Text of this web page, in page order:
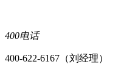
400电话
400-622-6167（刘经理）